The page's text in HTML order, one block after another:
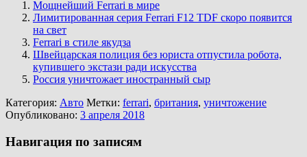
Мощнейший Ferrari в мире
Лимитированная серия Ferrari F12 TDF скоро появится
на свет
Ferrari в стиле якудза
Швейцарская полиция без юриста отпустила робота,
купившего экстази ради искусства
Россия уничтожает иностранный сыр
Категория: Авто Метки: ferrari, британия, уничтожение
Опубликовано: 3 апреля 2018
Навигация по записям